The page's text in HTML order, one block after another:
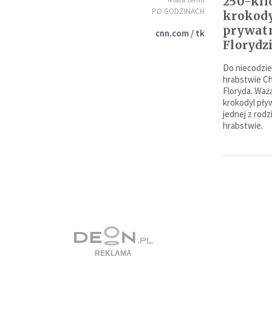
PO GODZINACH
cnn.com / tk
Do
hrabstwie
Floryda.
krokodyl
jednej z
hrabstwie.